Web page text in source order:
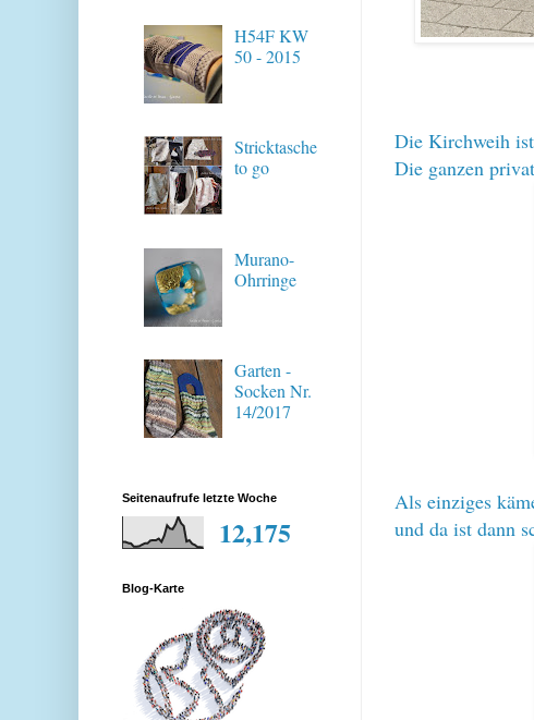
Die Kirchweih
Die ganzen
Als einziges
und da ist dann
H54F KW
50 - 2015
Stricktasche
to go
Murano-
Ohrringe
Garten -
Socken Nr.
14/2017
Seitenaufrufe letzte Woche
12,175
Blog-Karte